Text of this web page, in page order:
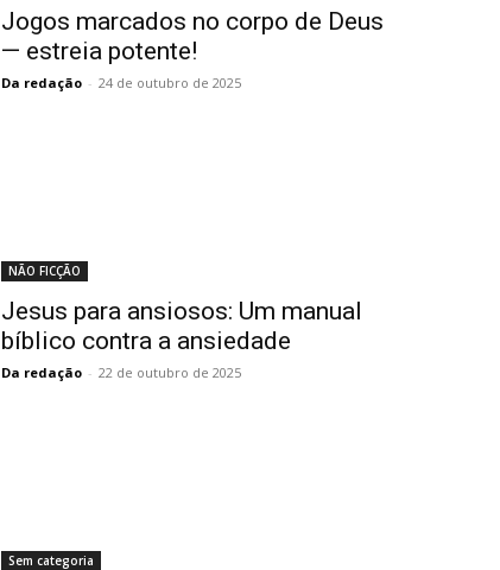
Jogos marcados no corpo de Deus
— estreia potente!
Da redação - 24 de outubro de 2025
NÃO FICÇÃO
Jesus para ansiosos: Um manual
bíblico contra a ansiedade
Da redação - 22 de outubro de 2025
Sem categoria